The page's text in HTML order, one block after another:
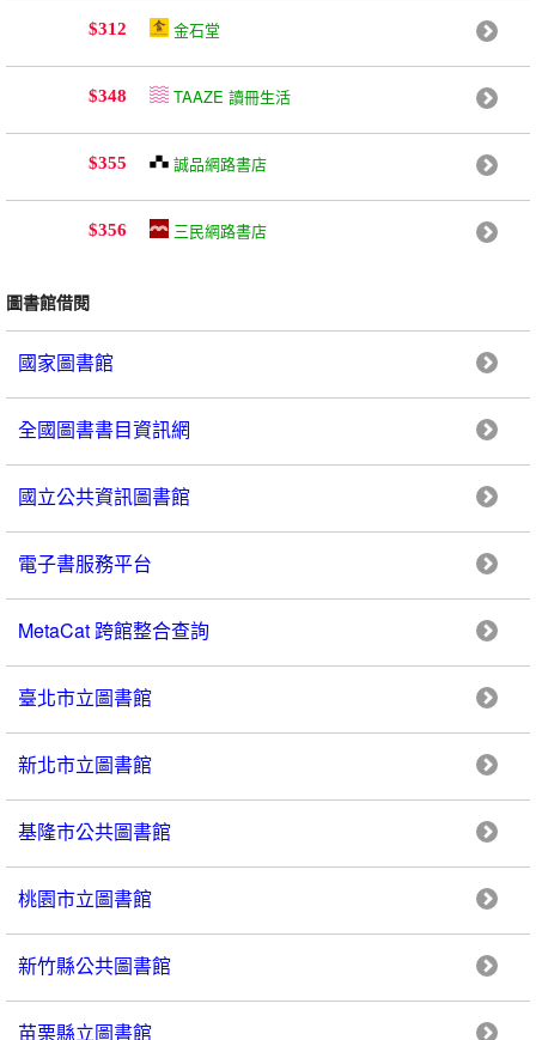
$312 金石堂
$348 TAAZE 讀冊生活
$355 誠品網路書店
$356 三民網路書店
圖書館借閱
國家圖書館
全國圖書書目資訊網
國立公共資訊圖書館
電子書服務平台
MetaCat 跨館整合查詢
臺北市立圖書館
新北市立圖書館
基隆市公共圖書館
桃園市立圖書館
新竹縣公共圖書館
苗栗縣立圖書館